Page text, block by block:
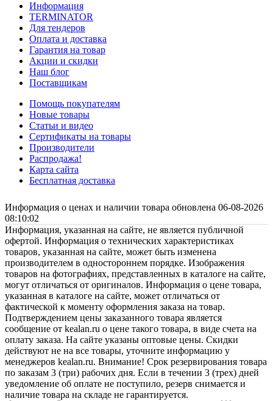
Информация
TERMINATOR
Для тендеров
Оплата и доставка
Гарантия на товар
Акции и скидки
Наш блог
Поставщикам
Помощь покупателям
Новые товары
Статьи и видео
Сертификаты на товары
Производители
Распродажа!
Карта сайта
Бесплатная доставка
Информация о ценах и наличии товара обновлена 06-08-2026
08:10:02
Информация, указанная на сайте, не является публичной
офертой. Информация о технических характеристиках
товаров, указанная на сайте, может быть изменена
производителем в одностороннем порядке. Изображения
товаров на фотографиях, представленных в каталоге на сайте,
могут отличаться от оригиналов. Информация о цене товара,
указанная в каталоге на сайте, может отличаться от
фактической к моменту оформления заказа на товар.
Подтверждением цены заказанного товара является
сообщение от kealan.ru о цене такого товара, в виде счета на
оплату заказа. На сайте указаны оптовые цены. Скидки
действуют не на все товары, уточните информацию у
менеджеров kealan.ru. Внимание! Срок резервирования товара
по заказам 3 (три) рабочих дня. Если в течении 3 (трех) дней
уведомление об оплате не поступило, резерв снимается и
наличие товара на складе не гарантируется.